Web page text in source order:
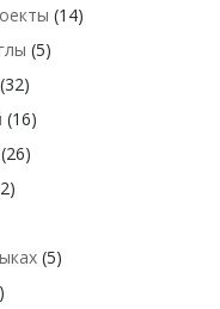
(14)
(5)
(32)
(16)
(26)
(5)